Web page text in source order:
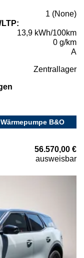
1 (None)
13,9 kWh/100km
0 g/km
A
Zentrallager
B&O
56.570,00 €
ausweisbar